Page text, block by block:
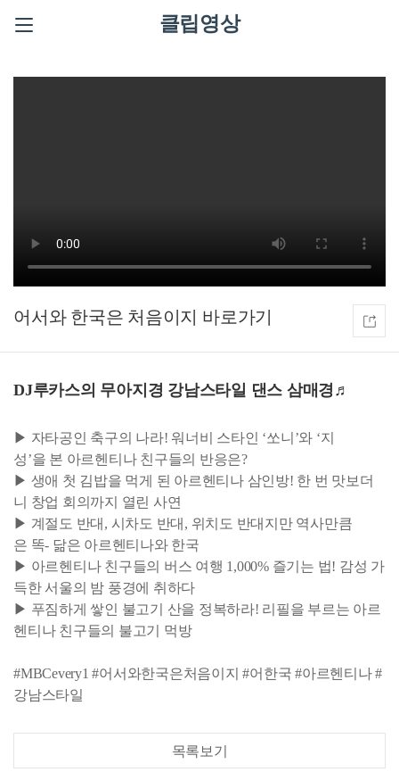
클립영상
어서와 한국은 처음이지
DJ루카스의 무아지경 강남스타일 댄스 삼매경♬
▶ 자타공인 축구의 나라! 워너비 스타인 ‘쏘니’와 ‘지
성’을 본 아르헨티나 친구들의 반응은?
▶ 생애 첫 김밥을 먹게 된 아르헨티나 삼인방! 한 번 맛보더
니 창업 회의까지 열린 사연
▶ 계절도 반대, 시차도 반대, 위치도 반대지만 역사만큼
은 똑- 닮은 아르헨티나와 한국
▶ 아르헨티나 친구들의 버스 여행 1,000% 즐기는 법! 감성 가
득한 서울의 밤 풍경에 취하다
▶ 푸짐하게 쌓인 불고기 산을 정복하라! 리필을 부르는 아르
헨티나 친구들의 불고기 먹방
#MBCevery1 #어서와한국은처음이지 #어한국 #아르헨티나 #
강남스타일
목록보기